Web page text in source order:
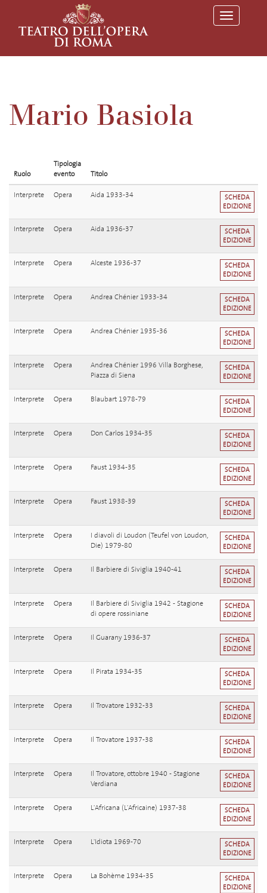
T
o
l
Mario Basiola
Ruolo
Tipologia
evento
Titolo
Interprete Opera Aida 1933-34
SCHEDA
EDIZIONE
Interprete Opera Aida 1936-37
SCHEDA
EDIZIONE
Interprete Opera Alceste 1936-37
SCHEDA
EDIZIONE
Interprete Opera Andrea Chénier 1933-34
SCHEDA
EDIZIONE
Interprete Opera Andrea Chénier 1935-36
SCHEDA
EDIZIONE
Interprete Opera
Andrea Chénier 1996 Villa Borghese,
Piazza di Siena
SCHEDA
EDIZIONE
Interprete Opera Blaubart 1978-79
SCHEDA
EDIZIONE
Interprete Opera Don Carlos 1934-35
SCHEDA
EDIZIONE
Interprete Opera Faust 1934-35
SCHEDA
EDIZIONE
Interprete Opera Faust 1938-39
SCHEDA
EDIZIONE
Interprete Opera
I diavoli di Loudon (Teufel von Loudon,
Die) 1979-80
SCHEDA
EDIZIONE
Interprete Opera Il Barbiere di Siviglia 1940-41
SCHEDA
EDIZIONE
Interprete Opera
Il Barbiere di Siviglia 1942 - Stagione
di opere rossiniane
SCHEDA
EDIZIONE
Interprete Opera Il Guarany 1936-37
SCHEDA
EDIZIONE
Interprete Opera Il Pirata 1934-35
SCHEDA
EDIZIONE
Interprete Opera Il Trovatore 1932-33
SCHEDA
EDIZIONE
Interprete Opera Il Trovatore 1937-38
SCHEDA
EDIZIONE
Interprete Opera
Il Trovatore, ottobre 1940 - Stagione
Verdiana
SCHEDA
EDIZIONE
Interprete Opera L'Africana (L'Africaine) 1937-38
SCHEDA
EDIZIONE
Interprete Opera L'Idiota 1969-70
SCHEDA
EDIZIONE
Interprete Opera La Bohème 1934-35
SCHEDA
EDIZIONE